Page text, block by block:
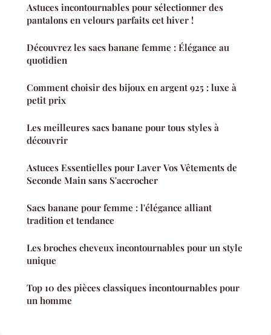
Astuces incontournables pour sélectionner des
pantalons en velours parfaits cet hiver !
Découvrez les sacs banane femme : Élégance au
quotidien
Comment choisir des bijoux en argent 925 : luxe à
petit prix
Les meilleures sacs banane pour tous styles à
découvrir
Astuces Essentielles pour Laver Vos Vêtements de
Seconde Main sans S'accrocher
Sacs banane pour femme : l'élégance alliant
tradition et tendance
Les broches cheveux incontournables pour un style
unique
Top 10 des pièces classiques incontournables pour
un homme